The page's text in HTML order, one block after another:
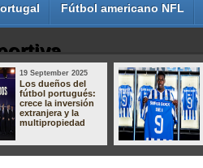
Fútbol americano NFL
19 September 2025
Los dueños del
fútbol portugués:
crece la inversión
extranjera y la
multipropiedad